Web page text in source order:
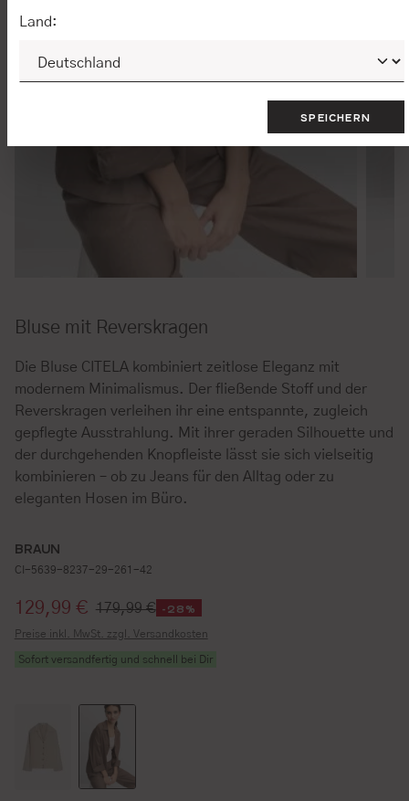
Bluse mit Reverskragen
Die Bluse CITELA kombiniert zeitlose Eleganz mit
modernem Minimalismus. Der fließende Stoff und der
Reverskragen verleihen ihr eine entspannte, zugleich
gepflegte Ausstrahlung. Mit ihrer geraden Silhouette und
der durchgehenden Knopfleiste lässt sie sich vielseitig
kombinieren – ob zu Jeans für den Alltag oder zu
eleganten Hosen im Büro.
BRAUN
CI-5639-8237-29-261-42
Verkaufspreis:
129,99 € 179,99 € -28%
Preise inkl. MwSt. zzgl. Versandkosten
Sofort versandfertig und schnell bei Dir
Land:
SPEICHERN